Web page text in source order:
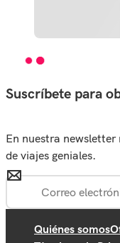
Suscríbete para
En nuestra newsletter
de viajes geniales.
Quiénes somos